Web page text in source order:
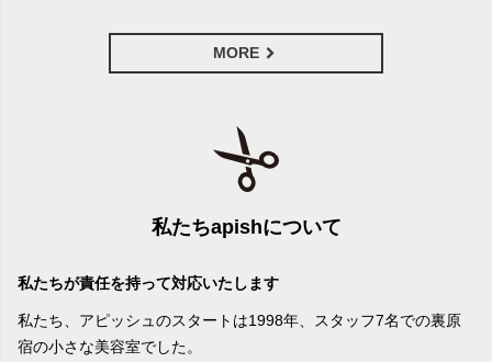
MORE
私たちapishについて
私たちが責任を持って対応いたします
私たち、アピッシュのスタートは1998年、スタッフ7名での裏原
宿の小さな美容室でした。